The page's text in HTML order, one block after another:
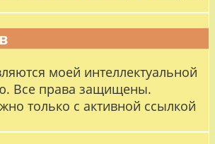
моей интеллектуальной
Все права защищены.
только с активной ссылкой